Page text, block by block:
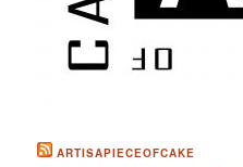
ARTISAPIECEOFCAKE